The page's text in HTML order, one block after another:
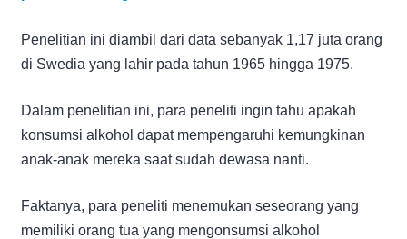
Penelitian ini diambil dari data sebanyak 1,17 juta orang
di Swedia yang lahir pada tahun 1965 hingga 1975.
Dalam penelitian ini, para peneliti ingin tahu apakah
konsumsi alkohol dapat mempengaruhi kemungkinan
anak-anak mereka saat sudah dewasa nanti.
Faktanya, para peneliti menemukan seseorang yang
memiliki orang tua yang mengonsumsi alkohol